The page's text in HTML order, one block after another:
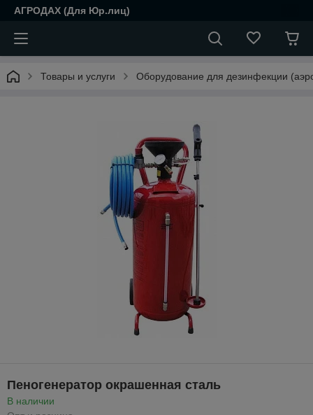
АГРОДАХ (Для Юр.лиц)
Товары и услуги Оборудование для дезинфекции
Пеногенератор окрашенная сталь
В наличии